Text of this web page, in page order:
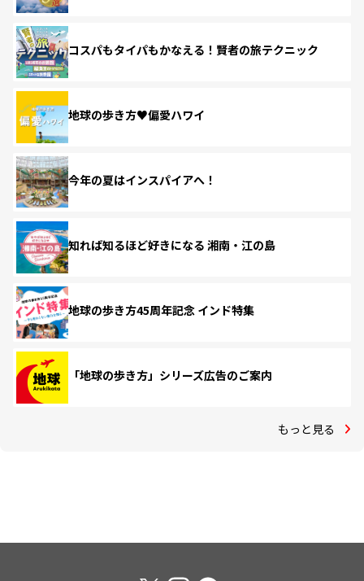
コスパもタイパもかなえる！賢者の旅テクニック
地球の歩き方♥偏愛ハワイ
今年の夏はインスパイアへ！
知れば知るほど好きになる 湘南・江の島
地球の歩き方45周年記念 インド特集
「地球の歩き方」シリーズ広告のご案内
もっと見る